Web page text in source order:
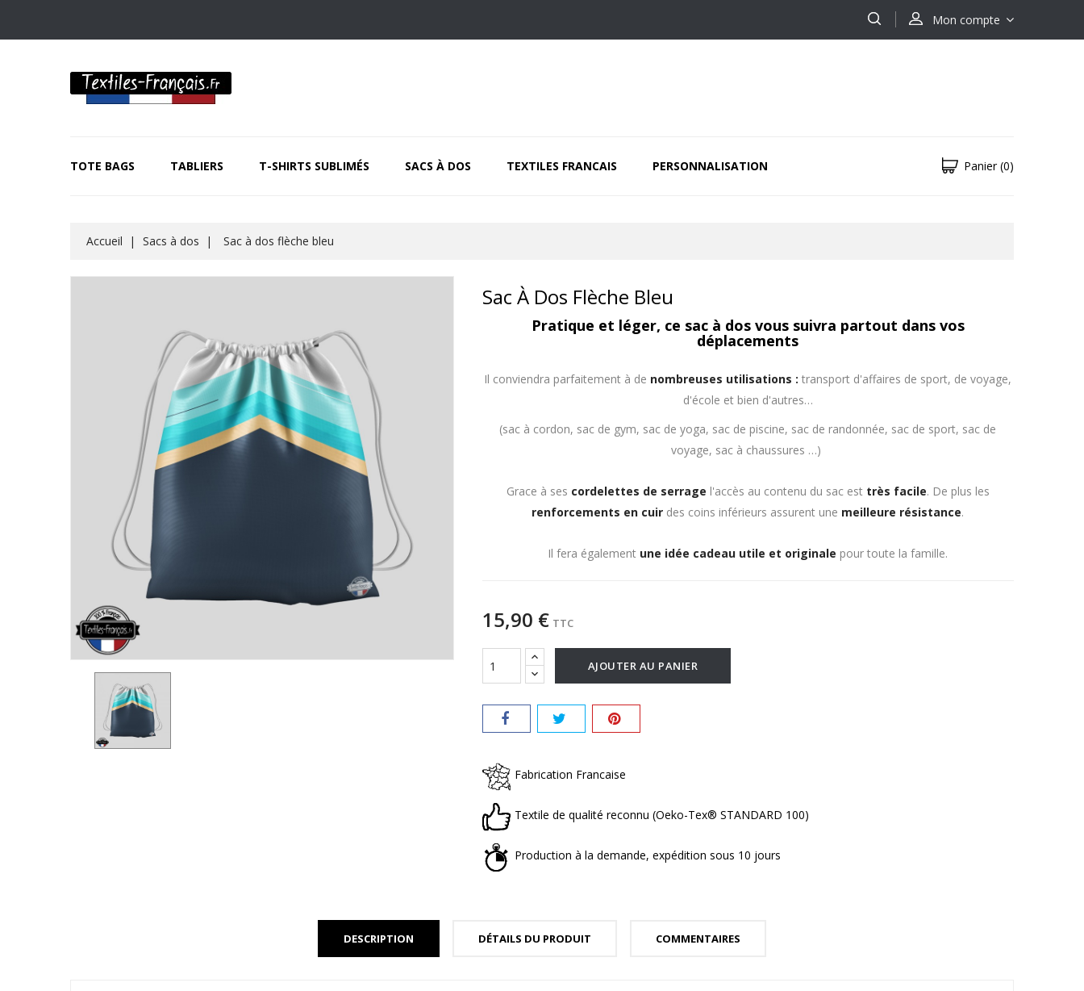
Mon compte
TOTE BAGS TABLIERS T-SHIRTS SUBLIMÉS SACS À DOS TEXTILES FRANCAIS PERSONNALISATION Panier (0)
Accueil Sacs à dos Sac à dos flèche bleu
Sac À Dos Flèche Bleu
Pratique et léger, ce sac à dos vous suivra partout dans vos
déplacements
Il conviendra parfaitement à de nombreuses utilisations :transport d'affaires de sport, de voyage,
d'école et bien d'autres…
(sac à cordon, sac de gym, sac de yoga, sac de piscine, sac de randonnée, sac de sport, sac de
voyage, sac à chaussures …)
Grace à ses cordelettes de serrage l'accès au contenu du sac est très facile. De plus les
renforcements en cuir des coins inférieurs assurent une meilleure résistance.
Il fera également une idée cadeau utile et originale pour toute la famille.
15,90 € TTC
AJOUTER AU PANIER
Fabrication Francaise
Textile de qualité reconnu (Oeko-Tex® STANDARD 100)
Production à la demande, expédition sous 10 jours
DESCRIPTION DÉTAILS DU PRODUIT COMMENTAIRES